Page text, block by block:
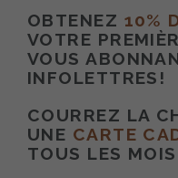
OBTENEZ 10%
VOTRE
VOUS
INFOLETTRES!
COURREZ LA
UNE CARTE
TOUS LES